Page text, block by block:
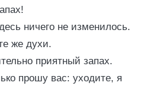
ничего не изменилось.
же духи.
приятный запах.
прошу вас: уходите, я